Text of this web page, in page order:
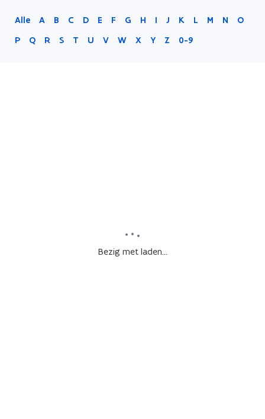
Alle A B C D E F G H I J K L M N
O
P
Q R S T U V W X Y Z 0-9
Bezig met laden...